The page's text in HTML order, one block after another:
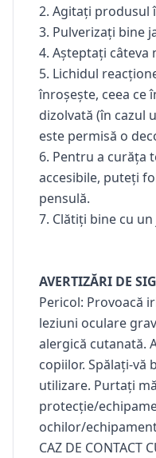
2. Agitați produsul
3. Pulverizați bine
4. Așteptați câteva
5. Lichidul
înroșește, ceea ce
dizolvată (în cazul
este permisă o
6. Pentru a curăța
accesibile, puteți
pensulă.
7. Clătiți bine cu
AVERTIZĂRI DE
Pericol: Provoacă
leziuni oculare
alergică cutanată.
copiilor. Spălați-vă
utilizare. Purtați
protecție/
ochilor/
CAZ DE CONTACT